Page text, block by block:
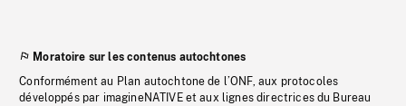
Moratoire sur les contenus autochtones
Conformément au Plan autochtone de l’ONF, aux protocoles
développés par imagineNATIVE et aux lignes directrices du Bureau